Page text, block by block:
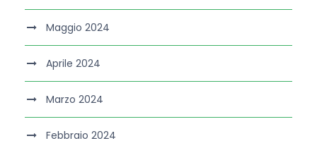
Maggio 2024
Aprile 2024
Marzo 2024
Febbraio 2024